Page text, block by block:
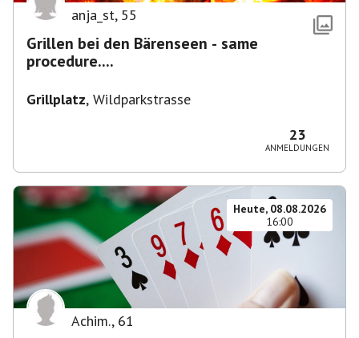
anja_st, 55
Grillen bei den Bärenseen - same
procedure....
Grillplatz, Wildparkstrasse
23
ANMELDUNGEN
Heute, 08.08.2026
16:00
Achim., 61